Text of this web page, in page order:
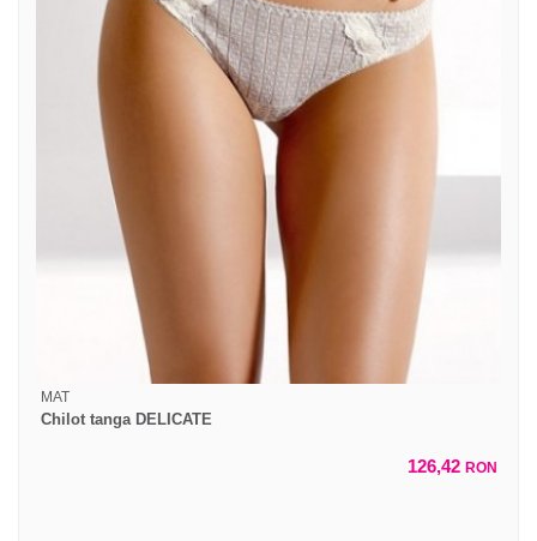
MAT
Chilot tanga DELICATE
126,42 RON